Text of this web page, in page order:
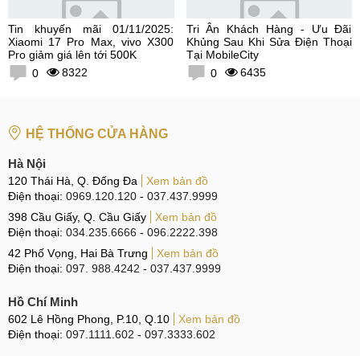
Tin khuyến mãi 01/11/2025:
Xiaomi 17 Pro Max, vivo X300
Pro giảm giá lên tới 500K
0
8322
Tri Ân Khách Hàng - Ưu Đãi
Khủng Sau Khi Sửa Điện Thoại
Tại MobileCity
0
6435
HỆ THỐNG CỬA HÀNG
Hà Nội
120 Thái Hà, Q. Đống Đa
Xem bản đồ
Điện thoại: 0969.120.120 - 037.437.9999
398 Cầu Giấy, Q. Cầu Giấy
Xem bản đồ
Điện thoại: 034.235.6666 - 096.2222.398
42 Phố Vọng, Hai Bà Trưng
Xem bản đồ
Điện thoại: 097. 988.4242 - 037.437.9999
Hồ Chí Minh
602 Lê Hồng Phong, P.10, Q.10
Xem bản đồ
Điện thoại: 097.1111.602 - 097.3333.602